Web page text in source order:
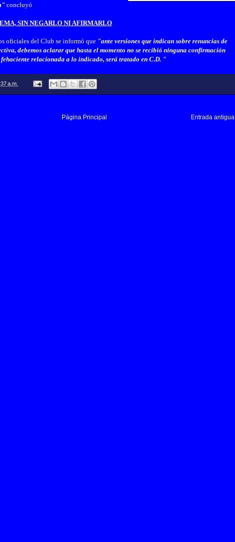
concluyó
SIN NEGARLO NI AFIRMARLO
oficiales del Club se informó que "ante versiones que indican sobre renuncias de
debemos aclarar que hasta el momento no se recibió ninguna confirmación
relacionada a lo indicado, será tratado en C.D. "
a.m.
Entrada antigua
Página Principal